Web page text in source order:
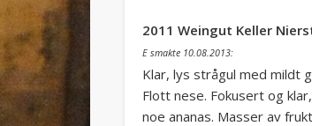
2011 Weingut Keller
E smakte 10.08.2013:
Klar, lys strågul med mildt
Flott nese. Fokusert og
noe ananas. Masser av